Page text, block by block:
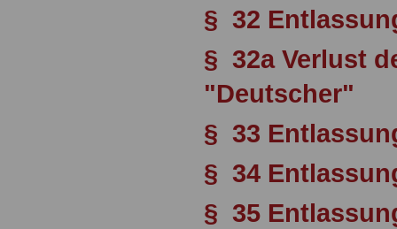
§ 32
§ 32a Verlust
"Deutscher"
§ 33
§ 34
§ 35